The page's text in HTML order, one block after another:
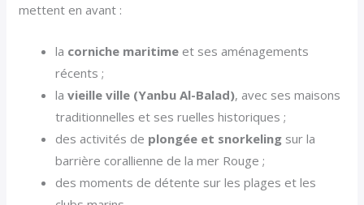
mettent en avant :
la corniche maritime et ses aménagements
récents ;
lavieille ville (Yanbu Al-Balad), avec ses maisons
traditionnelles et ses ruelles historiques ;
des activités de plongée et snorkeling sur la
barrière corallienne de la mer Rouge ;
des moments de détente sur les plages et les